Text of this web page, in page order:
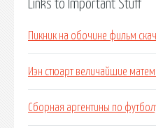
Links to Important Stuff
Пикник на обочине фильм
Иэн стюарт величайшие
Сборная аргентины по